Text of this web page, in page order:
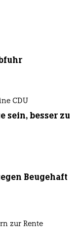
CDU
sein, besser zu
Beugehaft
zur Rente